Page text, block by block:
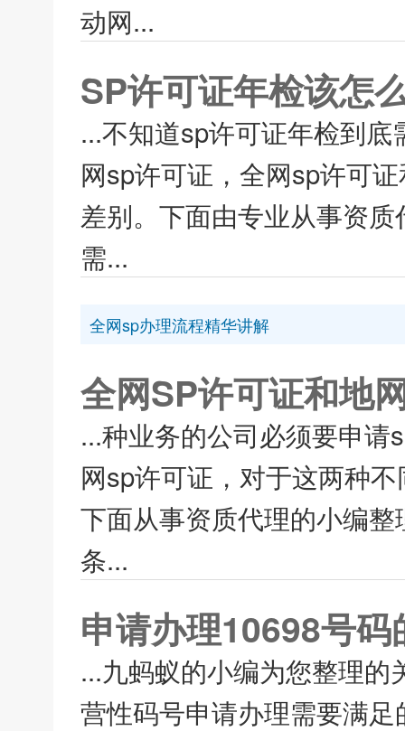
动网...
SP许可证年检该怎
...不知道sp许可证年检到
网sp许可证，全网sp许可
差别。下面由专业从事资
需...
全网sp办理流程精华讲解
全网SP许可证和地
...种业务的公司必须要申
网sp许可证，对于这两种
下面从事资质代理的小编
条...
申请办理10698号
...九蚂蚁的小编为您整理
营性码号申请办理需要满